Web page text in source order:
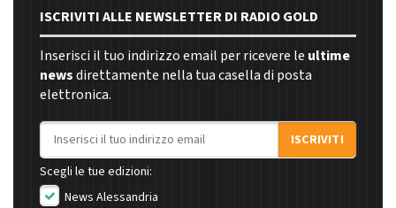
ISCRIVITI ALLE NEWSLETTER DI RADIO GOLD
Inserisci il tuo indirizzo email per ricevere le ultime
newsdirettamente nella tua casella di posta
elettronica.
Indirizzo email
ISCRIVITI
Scegli le tue edizioni:
News Alessandria